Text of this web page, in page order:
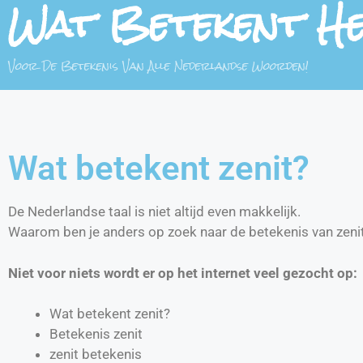
Wat Betekent
Voor De Betekenis Van Alle Nederlandse Woorden!
Wat betekent zenit?
De Nederlandse taal is niet altijd even makkelijk.
Waarom ben je anders op zoek naar de betekenis van
Niet voor niets wordt er op het internet veel gezocht op:
Wat betekent zenit?
Betekenis zenit
zenit betekenis